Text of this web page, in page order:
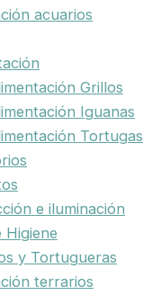
acuarios
Grillos
Iguanas
Tortugas
e iluminación
Higiene
y Tortugueras
terrarios